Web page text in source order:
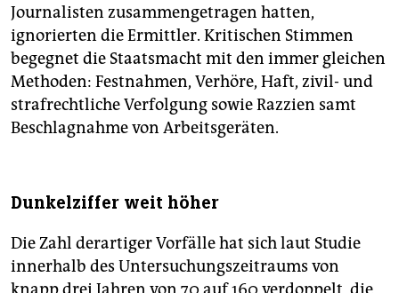
Journalisten zusammengetragen hatten,
ignorierten die Ermittler. Kritischen Stimmen
begegnet die Staatsmacht mit den immer gleichen
Methoden: Festnahmen, Verhöre, Haft, zivil- und
strafrechtliche Verfolgung sowie Razzien samt
Beschlagnahme von Arbeitsgeräten.
Dunkelziffer weit höher
Die Zahl derartiger Vorfälle hat sich laut Studie
innerhalb des Untersuchungszeitraums von